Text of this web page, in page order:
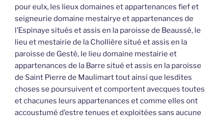
pour eulx, les lieux domaines et appartenances fief et
seigneurie domaine mestairye et appartenances de
l’Espinaye situés et assis en la paroisse de Beaussé, le
lieu et mestairie de la Chollière situé et assis en la
paroisse de Gesté, le lieu domaine mestairie et
appartenances de la Barre situé et assis en la paroisse
de Saint Pierre de Maulimart tout ainsi que lesdites
choses se poursuivent et comportent avecques toutes
et chacunes leurs appartenances et comme elles ont
accoustumé d’estre tenues et exploitées sans aucune